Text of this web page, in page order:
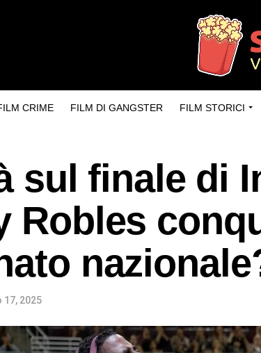
CRIME FILM DI GANGSTER FILM STORICI
sul finale di
Robles
17, 2025